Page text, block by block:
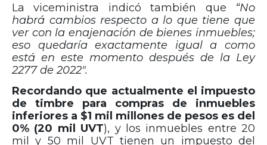
La viceministra indicó también que “No
habrá cambios respecto a lo que tiene que
ver con la enajenación de bienes inmuebles;
eso quedaría exactamente igual a como
está en este momento después de la Ley
2277 de 2022″.
Recordando que actualmente el impuesto
de timbre para compras de inmuebles
inferiores a $1 mil millones de pesos es del
0% (20 mil UVT), y los inmuebles entre 20
mil y 50 mil UVT tienen un impuesto del